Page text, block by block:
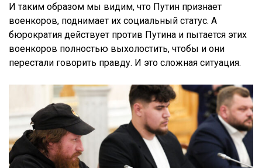
И таким образом мы видим, что Путин признает
военкоров, поднимает их социальный статус. А
бюрократия действует против Путина и пытается этих
военкоров полностью выхолостить, чтобы и они
перестали говорить правду. И это сложная ситуация.